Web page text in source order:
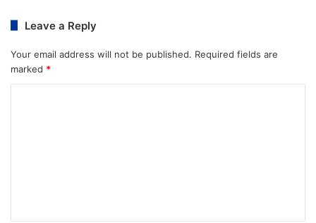
Leave a Reply
Your email address will not be published. Required fields are
marked *